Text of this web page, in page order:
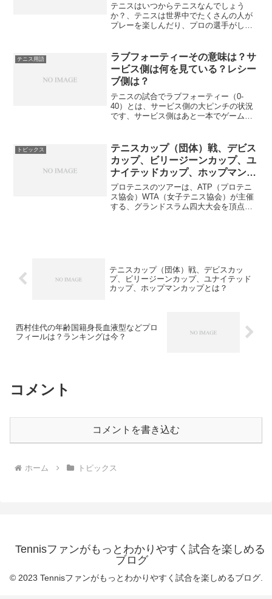
テニスはいつからテニスなんでしょう
か？、テニスは世界中でたくさんの人が
プレーを楽しんだり、プロの選手がしの
ますが、その歴史について簡単にまとめ
てみましょう。テニス歴史 ...
テニス用語
ラブフォーティーその意味は？サ
ービス側は何を見ている？レシー
ブ側は？
テニスの試合でラブフォーティー（0-
40）とは、サービス側の大ピンチの状況
です、サービス側はあと一本でゲームを
ニスを見ているときに、選手が何を考え
ているかを想像しながら...
トピックス
テニスカップ（団体）戦、デビス
カップ、ビリージーンカップ、ユ
ナイテッドカップ、ホップマンカ
ップとは？
プロテニスのツアーは、ATP（プロテニ
ス協会）WTA（女子テニス協会）が主催
する、グランドスラム四大大会を頂点と
テニスカップ（団体）戦、デビスカッ
プ、ビリージーンカップ、ユナイテッド
カップ、ホップマンカップとは？
西村佳代の年齢国籍身長血液型などプロ
フィールは？ランキングは今？
コメント
コメントを書き込む
ホーム トピックス
Tennisファンがもっとわかりやすく試合を楽しめる
ブログ
© 2023 Tennisファンがもっとわかりやすく試合を楽しめるブログ.